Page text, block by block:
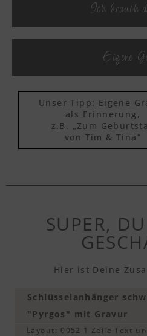
Ich brauch
Eigene
Unser Tipp: Eigene
als Erinnerung,
z.B. „Zum
von Tim & Tina“
SUPER,
Hier ist Deine
Schlüsselanhänger
"Pyrgos" mit Gravur
Layout: 0052 1 Zeile Text